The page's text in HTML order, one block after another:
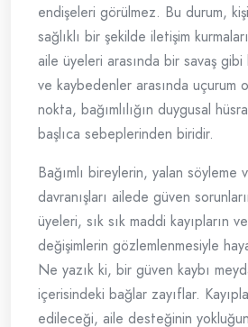
endişeleri görülmez. Bu durum,
sağlıklı bir şekilde iletişim
aile üyeleri arasında bir savaş
ve kaybedenler arasında uçurum
nokta, bağımlılığın duygusal
başlıca sebeplerinden biridir.
Bağımlı bireylerin, yalan söyleme
davranışları ailede güven
üyeleri, sık sık maddi kayıpların
değişimlerin gözlemlenmesiyle
Ne yazık ki, bir güven kaybı
içerisindeki bağlar zayıflar.
edileceği, aile desteğinin